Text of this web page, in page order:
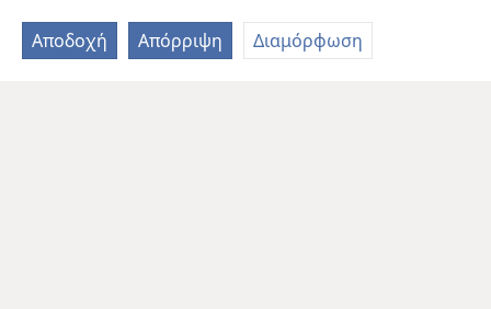
Αποδοχή Απόρριψη Διαμόρφωση